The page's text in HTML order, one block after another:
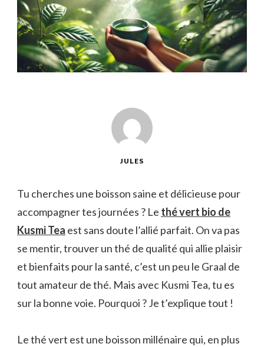
JULES
Tu cherches une boisson saine et délicieuse pour
accompagner tes journées ? Le thé vert bio de
Kusmi Tea est sans doute l’allié parfait. On va pas
se mentir, trouver un thé de qualité qui allie plaisir
et bienfaits pour la santé, c’est un peu le Graal de
tout amateur de thé. Mais avec Kusmi Tea, tu es
sur la bonne voie. Pourquoi ? Je t’explique tout !
Le thé vert est une boisson millénaire qui, en plus